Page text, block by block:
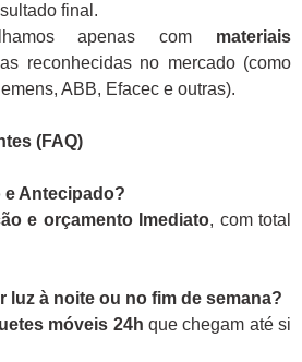
final.
apenas com materiais
reconhecidas no mercado (como
ABB, Efacec e outras).
(FAQ)
Antecipado?
e orçamento Imediato, com total
luz à noite ou no fim de semana?
móveis 24h que chegam até si